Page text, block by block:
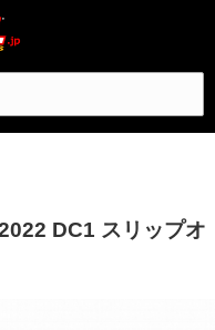
DC1 スリップオ